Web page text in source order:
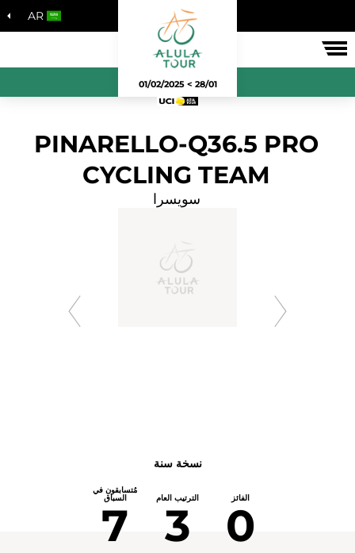
AR
28/01 > 01/02/2025
PINARELLO-Q36.5 PRO
CYCLING TEAM
سويسرا
نسخة سنة
الفائز
0
الترتيب العام
3
مُتسابقون في
السباق
7